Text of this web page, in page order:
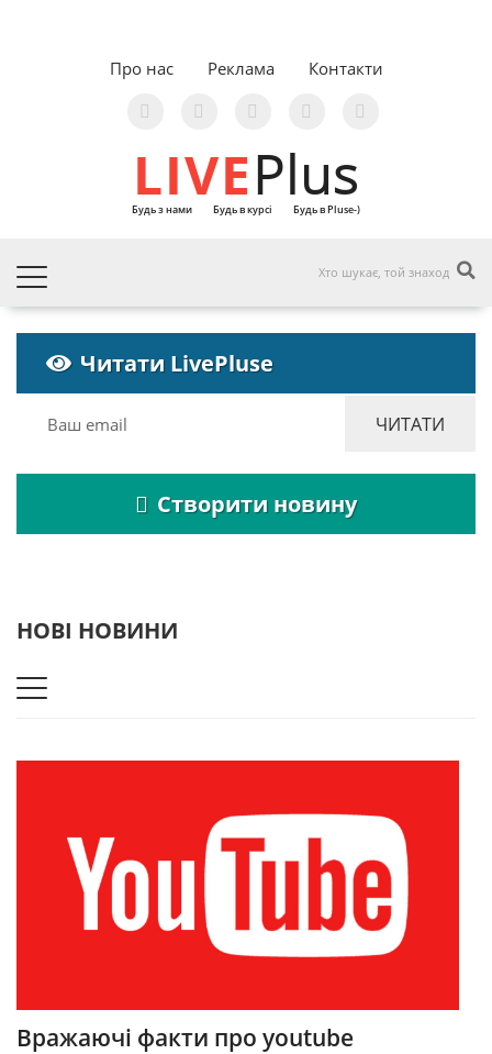
Про нас Реклама Контакти
LIVEPlus
Будь з нами Будь в курсі Будь в Pluse-)
Читати LivePluse
Створити новину
НОВІ НОВИНИ
Вражаючі факти про youtube